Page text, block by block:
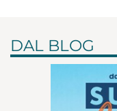
DAL BLOG